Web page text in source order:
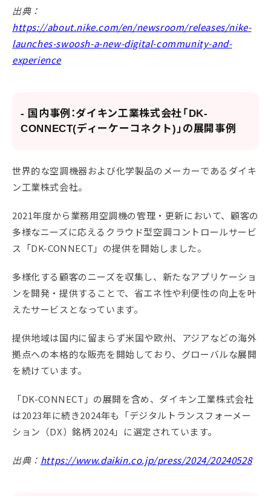
出典：
https://about.nike.com/en/newsroom/releases/nike-
launches-swoosh-a-new-digital-community-and-
experience
- 国内事例：ダイキン工業株式会社「DK-
CONNECT(ディーケーコネクト)」の展開事例
世界的な空調機器および化学製品のメーカーであるダイキ
ン工業株式会社。
2021年度から業務用空調機の管理・更新において、顧客の
多様なニーズに応えるクラウド型空調コントロールサービ
ス「DK-CONNECT」の提供を開始しました。
多様化する顧客のニーズを収集し、新たなアプリケーショ
ンを開発・提供することで、省エネ性や利便性の向上を叶
えたサービスとなっています。
提供地域は国内に留まらず米国や欧州、アジアなどの海外
拠点への本格的な販売を開始しており、グローバルな展開
を続けています。
「DK-CONNECT」の展開を含め、ダイキン工業株式会社
は2023年に続き2024年も「デジタルトランスフォーメー
ション（DX）銘柄 2024」に選定されています。
出典： https://www.daikin.co.jp/press/2024/20240528